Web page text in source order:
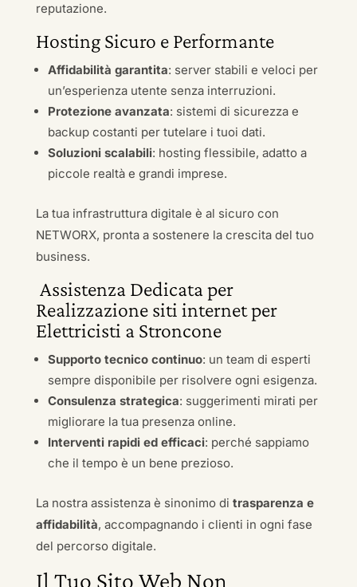
reputazione.
Hosting Sicuro e Performante
Affidabilità garantita: server stabili e veloci per
un’esperienza utente senza interruzioni.
Protezione avanzata: sistemi di sicurezza e
backup costanti per tutelare i tuoi dati.
Soluzioni scalabili: hosting flessibile, adatto a
piccole realtà e grandi imprese.
La tua infrastruttura digitale è al sicuro con
NETWORX, pronta a sostenere la crescita del tuo
business.
Assistenza Dedicata per
Realizzazione siti internet per
Elettricisti a Stroncone
Supporto tecnico continuo: un team di esperti
sempre disponibile per risolvere ogni esigenza.
Consulenza strategica: suggerimenti mirati per
migliorare la tua presenza online.
Interventi rapidi ed efficaci: perché sappiamo
che il tempo è un bene prezioso.
La nostra assistenza è sinonimo di trasparenza e
affidabilità, accompagnando i clienti in ogni fase
del percorso digitale.
Il Tuo Sito Web Non